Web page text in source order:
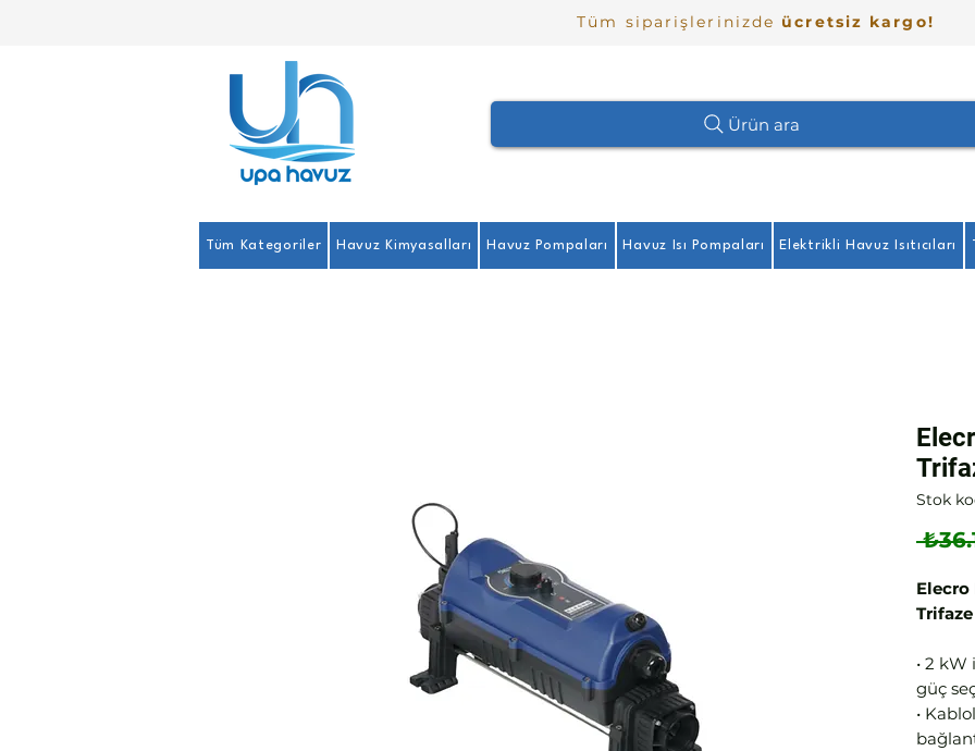
Tüm siparişlerinizde ücretsiz kargo!
Ürün ara
Tüm Kategoriler Havuz Kimyasalları Havuz Pompaları Havuz Isı Pompaları Elektrikli Havuz Isıtıcıları
Stok
Trifaze
• 2
güç
•